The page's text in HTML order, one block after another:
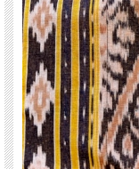
・サイズ：約48cm×約
・素材：コットン
・インドネシア製
＊上の画像は、イカット
インドネシア・ジャワ島
ャワイカット）です。
ジェパラは、織物が盛ん
細いコットン糸で織られ
す。